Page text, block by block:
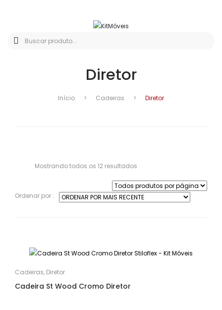
Diretor
Início > Cadeiras > Diretor
Mostrando todos os 12 resultados
mais
recente
Ordenar por :
Cadeiras, Diretor
Cadeira St Wood Cromo Diretor